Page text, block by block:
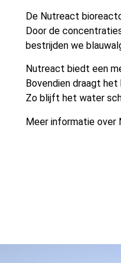
De Nutreact
Door de
bestrijden we
Nutreact biedt een
Bovendien draagt
Zo blijft het water
Meer informatie over